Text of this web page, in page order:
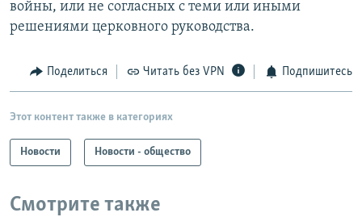
войны, или не согласных с теми или иными
решениями церковного руководства.
Поделиться Читать без VPN Подпишитесь
Этот контент также в категориях
Новости Новости - общество
Смотрите также